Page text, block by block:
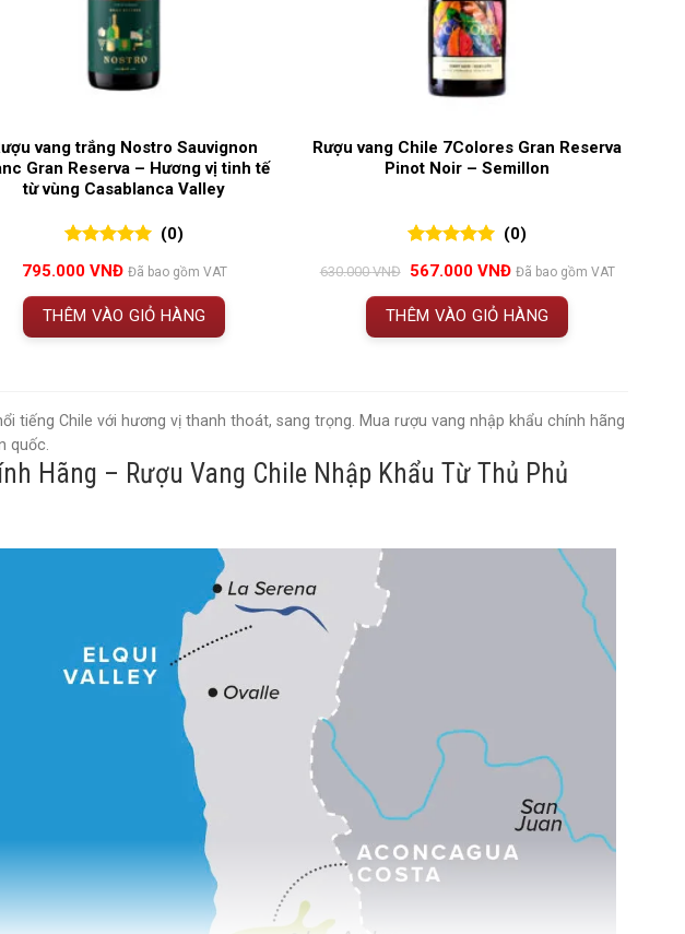
vang trắng Nostro Sauvignon
Gran Reserva – Hương vị tinh tế
từ vùng Casablanca Valley
đánh giá
(0)
795.000 VNĐ Đã bao gồm VAT
THÊM VÀO GIỎ HÀNG
Rượu vang Chile 7Colores Gran Reserva
Pinot Noir – Semillon
đánh giá
(0)
630.000VNĐ
Giá
là:
630.000 VNĐ.
567.000 VNĐGiá
tại
là:
567.000 VNĐ.
Đã bao gồm VAT
THÊM VÀO GIỎ HÀNG
tiếng Chile với hương vị thanh thoát, sang trọng. Mua rượu vang nhập khẩu chính hãng
quốc.
Hãng – Rượu Vang Chile Nhập Khẩu Từ Thủ Phủ